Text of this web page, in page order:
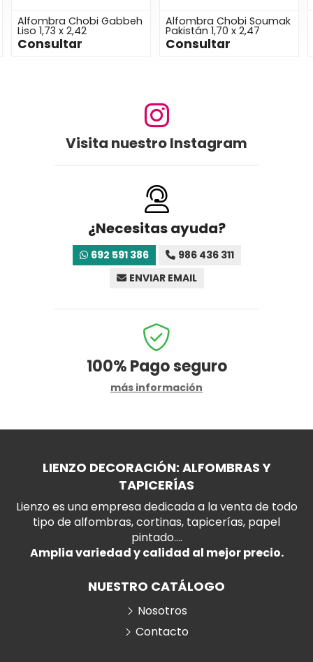
Alfombra Chobi Gabbeh
Liso 1,73 x 2,42
Consultar
Alfombra Chobi Soumak
Pakistán 1,70 x 2,47
Consultar
Visita nuestro Instagram
¿Necesitas ayuda?
692 591 386
986 436 311
ENVIAR EMAIL
100%Pago seguro
más información
LIENZO DECORACIÓN: ALFOMBRAS Y
TAPICERÍAS
Lienzo es una empresa dedicada a la venta de todo
tipo de alfombras, cortinas, tapicerías, papel
pintado....
Amplia variedad y calidad al mejor precio.
NUESTRO CATÁLOGO
Nosotros
Contacto